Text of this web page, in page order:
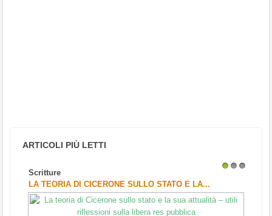
ARTICOLI PIÙ LETTI
Scritture
LA TEORIA DI CICERONE SULLO STATO E LA...